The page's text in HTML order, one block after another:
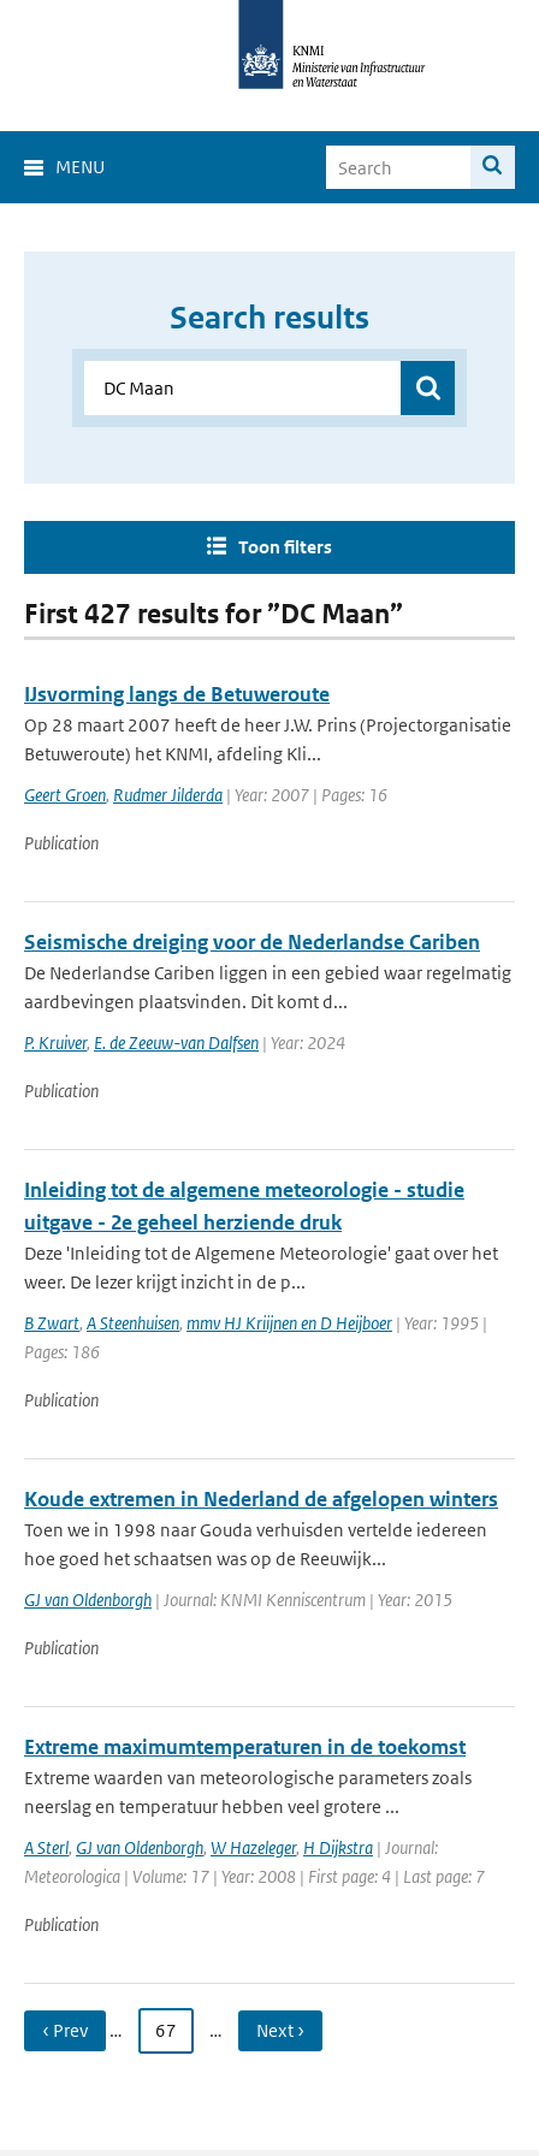
MENU
Search results
Toon filters
First 427 results for ”DC Maan”
IJsvorming langs de Betuweroute
Op 28 maart 2007 heeft de heer J.W. Prins (Projectorganisatie
Betuweroute) het KNMI, afdeling Kli...
Geert Groen, Rudmer Jilderda | Year: 2007 | Pages: 16
Publication
Seismische dreiging voor de Nederlandse Cariben
De Nederlandse Cariben liggen in een gebied waar regelmatig
aardbevingen plaatsvinden. Dit komt d...
P. Kruiver, E. de Zeeuw-van Dalfsen | Year: 2024
Publication
Inleiding tot de algemene meteorologie - studie
uitgave - 2e geheel herziende druk
Deze 'Inleiding tot de Algemene Meteorologie' gaat over het
weer. De lezer krijgt inzicht in de p...
B Zwart, A Steenhuisen, mmv HJ Kriijnen en D Heijboer | Year: 1995 |
Pages: 186
Publication
Koude extremen in Nederland de afgelopen winters
Toen we in 1998 naar Gouda verhuisden vertelde iedereen
hoe goed het schaatsen was op de Reeuwijk...
GJ van Oldenborgh | Journal: KNMI Kenniscentrum | Year: 2015
Publication
Extreme maximumtemperaturen in de toekomst
Extreme waarden van meteorologische parameters zoals
neerslag en temperatuur hebben veel grotere ...
A Sterl, GJ van Oldenborgh, W Hazeleger, H Dijkstra | Journal:
Meteorologica | Volume: 17 | Year: 2008 | First page: 4 | Last page: 7
Publication
‹ Prev … 67 … Next ›